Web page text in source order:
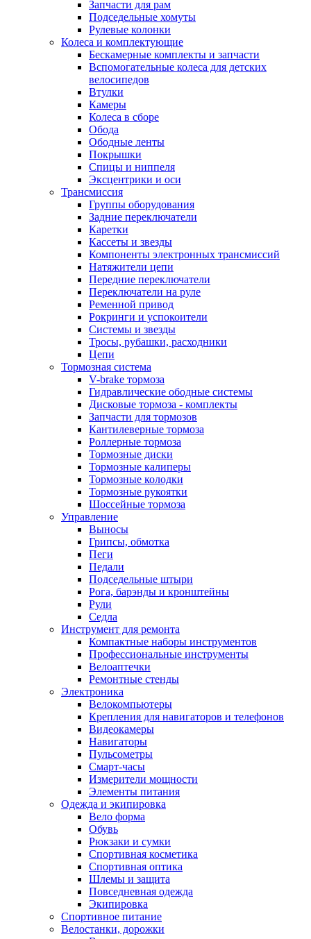
Запчасти для рам
Подседельные хомуты
Рулевые колонки
Колеса и комплектующие
Бескамерные комплекты и запчасти
Вспомогательные колеса для детских
велосипедов
Втулки
Камеры
Колеса в сборе
Обода
Ободные ленты
Покрышки
Спицы и ниппеля
Эксцентрики и оси
Трансмиссия
Группы оборудования
Задние переключатели
Каретки
Кассеты и звезды
Компоненты электронных трансмиссий
Натяжители цепи
Передние переключатели
Переключатели на руле
Ременной привод
Рокринги и успокоители
Системы и звезды
Тросы, рубашки, расходники
Цепи
Тормозная система
V-brake тормоза
Гидравлические ободные системы
Дисковые тормоза - комплекты
Запчасти для тормозов
Кантилеверные тормоза
Роллерные тормоза
Тормозные диски
Тормозные калиперы
Тормозные колодки
Тормозные рукоятки
Шоссейные тормоза
Управление
Выносы
Грипсы, обмотка
Пеги
Педали
Подседельные штыри
Рога, барэнды и кронштейны
Рули
Седла
Инструмент для ремонта
Компактные наборы инструментов
Профессиональные инструменты
Велоаптечки
Ремонтные стенды
Электроника
Велокомпьютеры
Крепления для навигаторов и телефонов
Видеокамеры
Навигаторы
Пульсометры
Смарт-часы
Измерители мощности
Элементы питания
Одежда и экипировка
Вело форма
Обувь
Рюкзаки и сумки
Спортивная косметика
Спортивная оптика
Шлемы и защита
Повседневная одежда
Экипировка
Спортивное питание
Велостанки, дорожки